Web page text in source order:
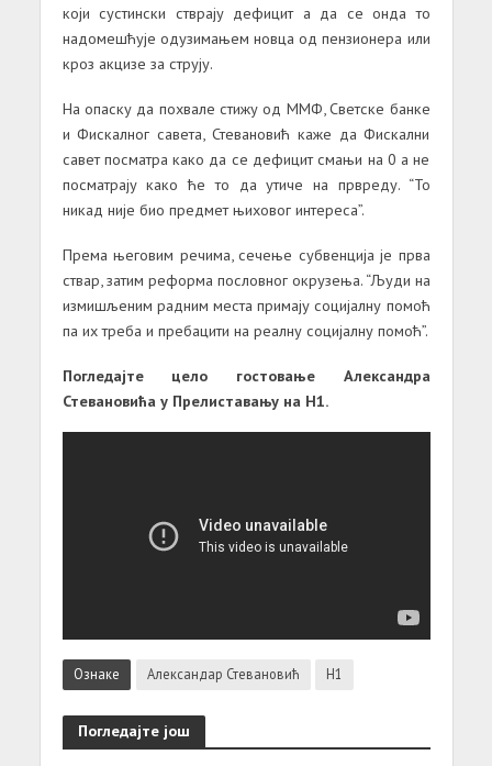
који сустински стврају дефицит а да се онда то
надомешћује одузимањем новца од пензионера или
кроз акцизе за струју.
На опаску да похвале стижу од ММФ, Светске банке
и Фискалног савета, Стевановић каже да Фискални
савет посматра како да се дефицит смањи на 0 а не
посматрају како ће то да утиче на првреду. “То
никад није био предмет њиховог интереса”.
Према његовим речима, сечење субвенција је прва
ствар, затим реформа пословног окрузења. “Људи на
измишљеним радним места примају социјалну помоћ
па их треба и пребацити на реалну социјалну помоћ”.
Погледајте цело гостовање Александра
Стевановића у Прелиставању на Н1.
Ознаке Александар Стевановић Н1
Погледајте још